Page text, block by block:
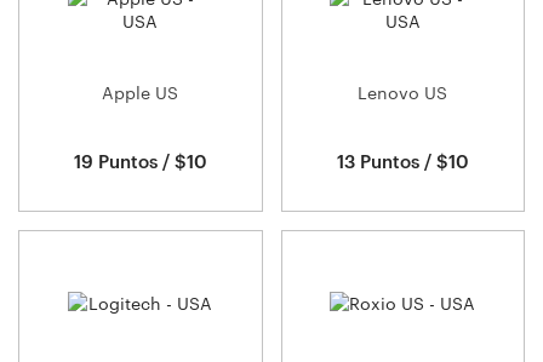
Apple US
19 Puntos / $10
Lenovo US
13 Puntos / $10